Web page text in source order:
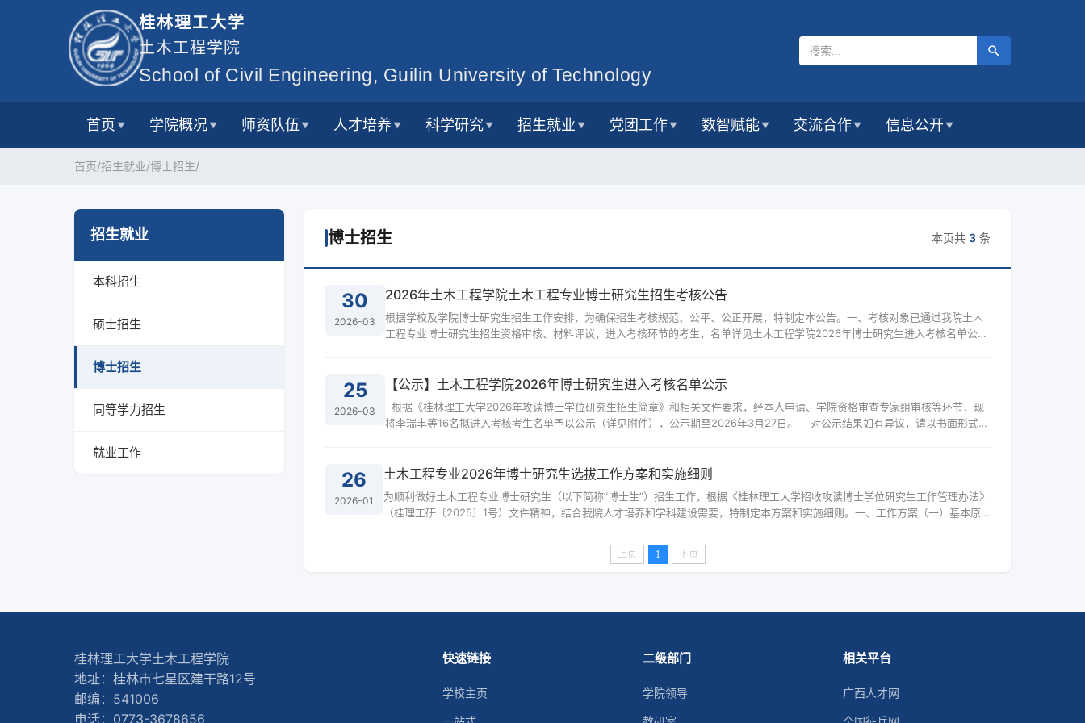
桂林理工大学
土木工程学院
School of Civil Engineering, Guilin University of Technology
首页 ▼ 学院概况 ▼ 师资队伍 ▼ 人才培养 ▼ 科学研究 ▼ 招生就业 ▼ 党团工作 ▼ 数智赋能 ▼ 交流合作 ▼ 信息公开 ▼
首页/招生就业/博士招生/
招生就业
本科招生
硕士招生
博士招生
同等学力招生
就业工作
博士招生 本页共 3 条
30
2026-03
2026年土木工程学院土木工程专业博士研究生招生考核公告
根据学校及学院博士研究生招生工作安排，为确保招生考核规范、公平、公正开展，特制定本公告。一、考核对象已通过我院土木
工程专业博士研究生招生资格审核、材料评议，进入考核环节的考生，名单详见土木工程学院2026年博士研究生进入考核名单公示
25
2026-03
【公示】土木工程学院2026年博士研究生进入考核名单公示
将李瑞丰等16名拟进入考核考生名单予以公示（详见附件），公示期至2026年3月27日。 对公示结果如有异议，请以书面形式并
26
2026-01
土木工程专业2026年博士研究生选拔工作方案和实施细则
为顺利做好土木工程专业博士研究生（以下简称“博士生”）招生工作，根据《桂林理工大学招收攻读博士学位研究生工作管理办法》
（桂理工研〔2025〕1号）文件精神，结合我院人才培养和学科建设需要，特制定本方案和实施细则。一、工作方案（一）基本原
制两种方式，两种招生方式的指标原则上按60%和40%比...
上页 1 下页
桂林理工大学土木工程学院
地址：桂林市七星区建干路12号
邮编：541006
电话：0773-3678656
快速链接
学校主页
二级部门
学院领导
相关平台
广西人才网